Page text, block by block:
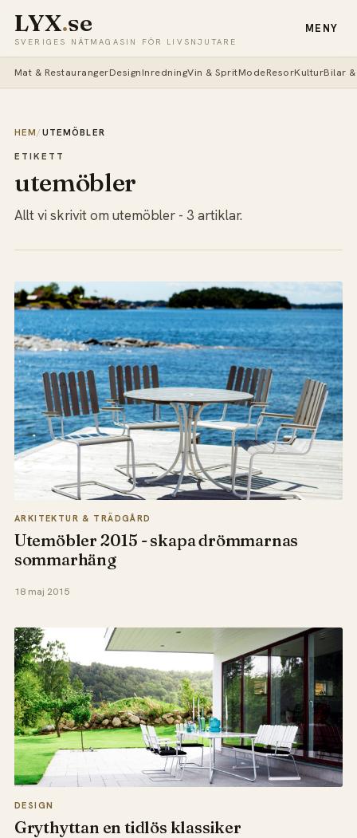
LYX.se
SVERIGES NÄTMAGASIN FÖR LIVSNJUTARE
MENY
Mat & RestaurangerDesignInredningVin & SpritModeResorKulturBilar
HEM / UTEMÖBLER
ETIKETT
utemöbler
Allt vi skrivit om utemöbler - 3 artiklar.
ARKITEKTUR & TRÄDGÅRD
Utemöbler 2015 - skapa drömmarnas
sommarhäng
18 maj 2015
DESIGN
Grythyttan en tidlös klassiker